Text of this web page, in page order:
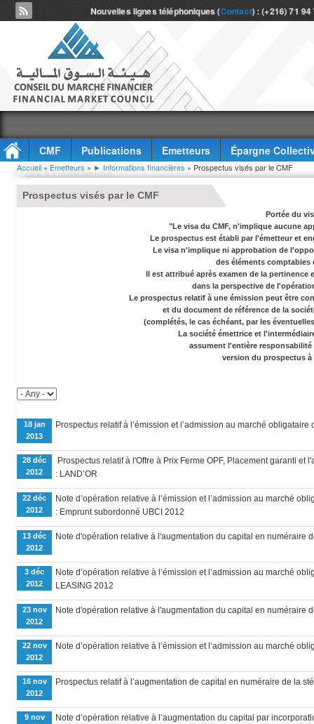
Nouvelles lignes téléphoniques (Contact) : (+216) 71
CMF Publications Emetteurs
Épargne
Accès à l'information
Vous êtes ici
Accueil » Emetteurs » ► Informations financières » Prospectus visés par le CMF
Prospectus visés par le CMF
Portée du
"Le visa du CMF, n'implique aucune
Le prospectus est établi par l'émetteur et
Le visa n'implique ni approbation de
des éléments comptables
Il est attribué après examen de la
dans la perspective de
Le prospectus relatif à une émission peut être
et du document de référence de la
(complétés, le cas échéant, par les
La société émettrice et
assument l'entière
version du prospectus à
18 jan
2013
Prospectus relatif à l’émission et l’admission au marché
28 déc
2012
Prospectus relatif à l'Offre à Prix Ferme OPF, Placement garanti
: LAND’OR
22 déc
2012
Note d’opération relative à l’émission et l’admission au marché
: Emprunt subordonné UBCI 2012
13 déc
2012
Note d'opération relative à l'augmentation du capital en numéraire
3 déc
2012
Note d’opération relative à l’émission et l’admission au marché
LEASING 2012
23 nov
2012
Note d'opération relative à l'augmentation du capital en numéraire
22 nov
2012
Note d’opération relative à l’émission et l’admission au marché
16 nov
2012
Prospectus relatif à l’augmentation de capital en numéraire de la
9 nov
Note d’opération relative à l’augmentation du capital par